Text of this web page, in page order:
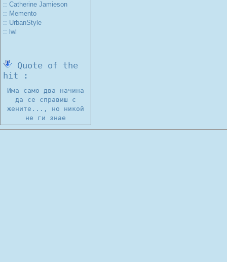
:: Catherine Jamieson
:: Memento
:: UrbanStyle
:: lwl
Quote of the
hit :
Има само два начина
да се справиш с
жените..., но никой
не ги знае